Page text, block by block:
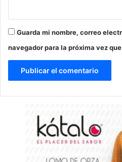
Guarda mi nombre, correo
navegador para la próxima vez